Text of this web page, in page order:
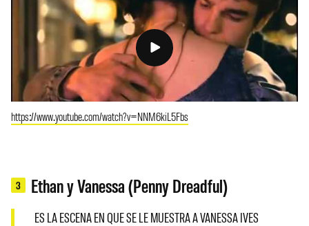
https://www.youtube.com/watch?v=NNM6kiL5Fbs
3 Ethan y Vanessa (Penny Dreadful)
ES LA ESCENA EN QUE SE LE MUESTRA A VANESSA IVES